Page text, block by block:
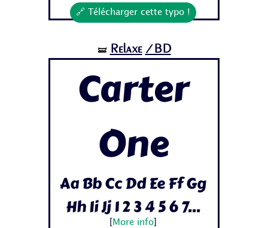
🔗 Télécharger cette typo !
🝛 Relaxe /BD
Carter
One
Aa Bb Cc Dd Ee Ff Gg
Hh Ii Jj 1 2 3 4 5 6 7...
More info]